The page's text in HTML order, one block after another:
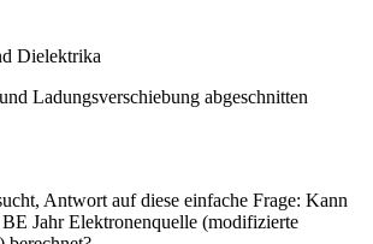
Dielektrika
Ladungsverschiebung abgeschnitten
Antwort auf diese einfache Frage: Kann
Jahr Elektronenquelle (modifizierte